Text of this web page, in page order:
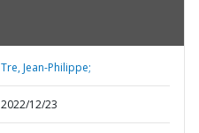
Tre, Jean-Philippe;
2022/12/23